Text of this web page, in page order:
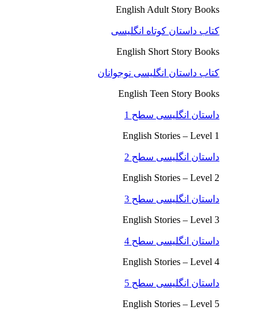
English Adult Story Books
کتاب داستان کوتاه انگلیسی
English Short Story Books
کتاب داستان انگلیسی نوجوانان
English Teen Story Books
داستان انگلیسی سطح 1
English Stories – Level 1
داستان انگلیسی سطح 2
English Stories – Level 2
داستان انگلیسی سطح 3
English Stories – Level 3
داستان انگلیسی سطح 4
English Stories – Level 4
داستان انگلیسی سطح 5
English Stories – Level 5